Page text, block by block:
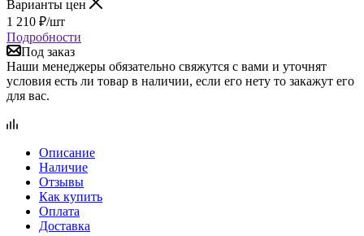
1 210₽/шт
Подробности
Под заказ
Наши менеджеры обязательно свяжутся с вами и уточнят
условия есть ли товар в наличии, если его нету то закажут его
для вас.
Наличие
Отзывы
Как купить
Оплата
Доставка
Гарантия